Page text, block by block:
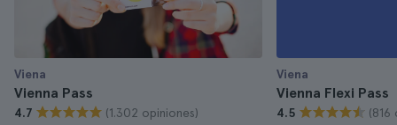
Viena
Vienna Pass
4.7 (1.302 opiniones)
Viena
Vienna Flexi Pass
4.5 (816